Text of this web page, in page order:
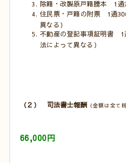
除籍・改製原戸籍謄本 1通
住民票・戸籍の附票 1通
異なる）
不動産の登記事項証明書 1
法によって異なる）
（２） 司法書士報酬 （金額は全て
66,000円